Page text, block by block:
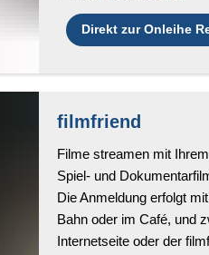
Direkt zur Onleihe
filmfriend
Filme streamen mit
Spiel- und
Die Anmeldung erfolgt
Bahn oder im Café, und
Internetseite oder der